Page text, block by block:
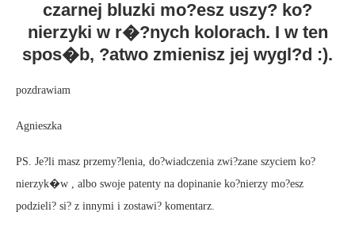
czarnej bluzki mo?esz uszy? ko?
nierzyki w r�?nych kolorach. I w ten
spos�b, ?atwo zmienisz jej wygl?d :).
pozdrawiam
Agnieszka
PS. Je?li masz przemy?lenia, do?wiadczenia zwi?zane szyciem ko?
nierzyk�w , albo swoje patenty na dopinanie ko?nierzy mo?esz
podzieli? si? z innymi i zostawi? komentarz.